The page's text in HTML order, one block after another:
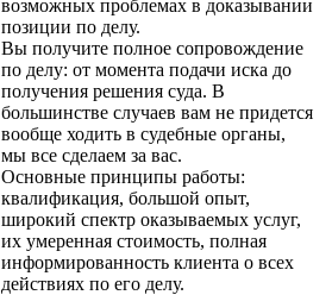
возможных проблемах в доказывании
позиции по делу.
Вы получите полное сопровождение
по делу: от момента подачи иска до
получения решения суда. В
большинстве случаев вам не придется
вообще ходить в судебные органы,
мы все сделаем за вас.
Основные принципы работы:
квалификация, большой опыт,
широкий спектр оказываемых услуг,
их умеренная стоимость, полная
информированность клиента о всех
действиях по его делу.